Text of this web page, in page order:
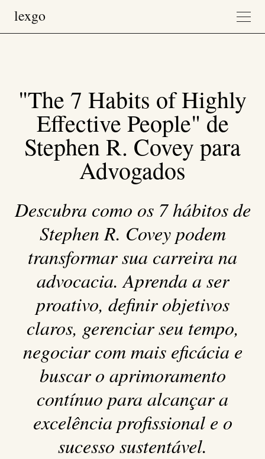
"The 7 Habits of Highly
Effective People" de
Stephen R. Covey para
Advogados
Descubra como os 7 hábitos de
Stephen R. Covey podem
transformar sua carreira na
advocacia. Aprenda a ser
proativo, definir objetivos
claros, gerenciar seu tempo,
negociar com mais eficácia e
buscar o aprimoramento
contínuo para alcançar a
excelência profissional e o
sucesso sustentável.